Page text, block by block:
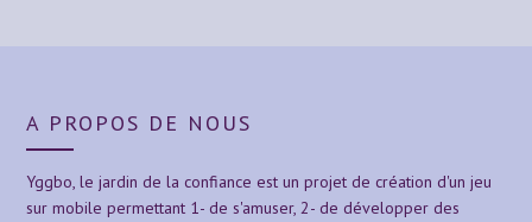
A PROPOS DE NOUS
Yggbo, le jardin de la confiance est un projet de création d'un jeu
sur mobile permettant 1- de s'amuser, 2- de développer des